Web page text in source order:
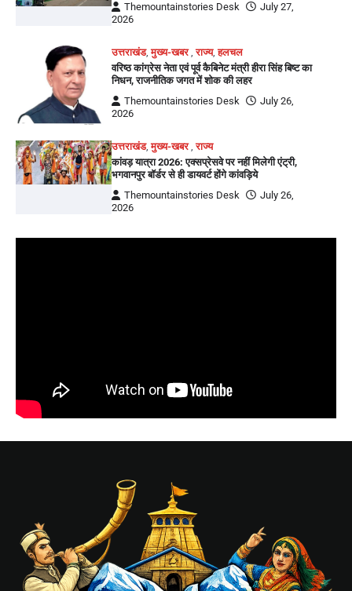
Themountainstories Desk
July 27,
2026
उत्तराखंड,मुख्य-खबर ,राज्य,हलचल
वरिष्ठ कांग्रेस नेता एवं पूर्व कैबिनेट मंत्री हीरा सिंह बिष्ट का
निधन, राजनीतिक जगत में शोक की लहर
Themountainstories Desk
July 26,
2026
उत्तराखंड,मुख्य-खबर ,राज्य
कांवड़ यात्रा 2026: एक्सप्रेसवे पर नहीं मिलेगी एंट्री,
भगवानपुर बॉर्डर से ही डायवर्ट होंगे कांवड़िये
Themountainstories Desk
July 26,
2026